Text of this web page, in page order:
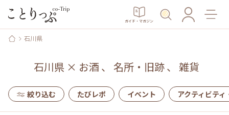
ガイド・マガジン
石川県
石川県 × お酒 、 名所・旧跡、 雑貨
絞り込む たびレポ イベント アクティビティ